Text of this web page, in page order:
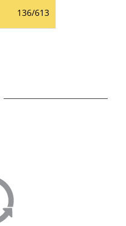
136/613